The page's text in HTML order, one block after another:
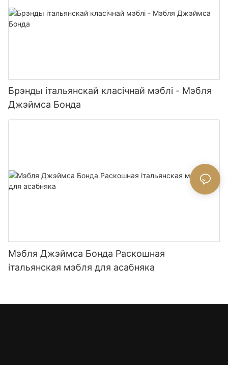
Брэнды італьянскай класічнай мэблі - Мэбля
Джэймса Бонда
Мэбля Джэймса Бонда Раскошная
італьянская мэбля для асабняка